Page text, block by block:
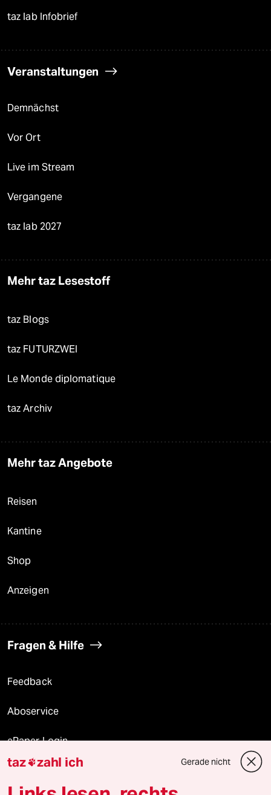
taz lab Infobrief
Veranstaltungen
Demnächst
Vor Ort
Live im Stream
Vergangene
taz lab 2027
Mehr taz Lesestoff
taz Blogs
taz FUTURZWEI
Le Monde diplomatique
taz Archiv
Mehr taz Angebote
Reisen
Kantine
Shop
Anzeigen
Fragen & Hilfe
Feedback
Aboservice
ePaper Login
Downloads für Abonnierende
taz zahl ich Gerade nicht